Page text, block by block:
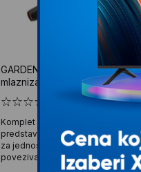
GARDENA Set nastavaka i
mlazniza za crevo 1/2'' (13mm)
Komplet nastavaka za crevo 1/2"
predstavlja sveobuhvatno rešenje
za jednostavno i efikasno
povezivanje